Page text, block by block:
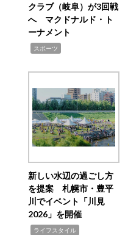
クラブ（岐阜）が3回戦
へ マクドナルド・ト
ーナメント
スポーツ
新しい水辺の過ごし方
を提案 札幌市・豊平
川でイベント「川見
2026」を開催
ライフスタイル